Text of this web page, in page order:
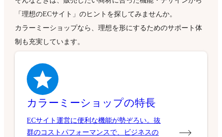
「理想のECサイト」のヒントを探してみませんか。
カラーミーショップなら、理想を形にするためのサポート体
制も充実しています。
カラーミーショップの特長
ECサイト運営に便利な機能が勢ぞろい。抜
群のコストパフォーマンスで、ビジネスの